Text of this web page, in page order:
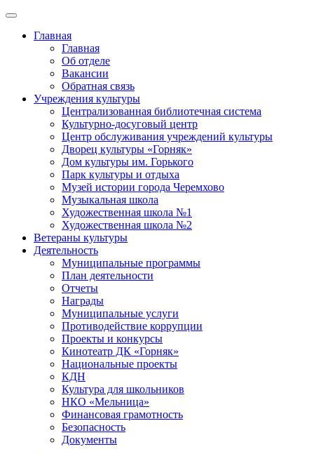
Главная
Главная
Об отделе
Вакансии
Обратная связь
Учреждения культуры
Централизованная библиотечная система
Культурно-досуговый центр
Центр обслуживания учреждений культуры
Дворец культуры «Горняк»
Дом культуры им. Горького
Парк культуры и отдыха
Музей истории города Черемхово
Музыкальная школа
Художественная школа №1
Художественная школа №2
Ветераны культуры
Деятельность
Муниципальные программы
План деятельности
Отчеты
Награды
Муниципальные услуги
Противодействие коррупции
Проекты и конкурсы
Кинотеатр ДК «Горняк»
Национальные проекты
КДН
Культура для школьников
НКО «Мельница»
Финансовая грамотность
Безопасность
Документы